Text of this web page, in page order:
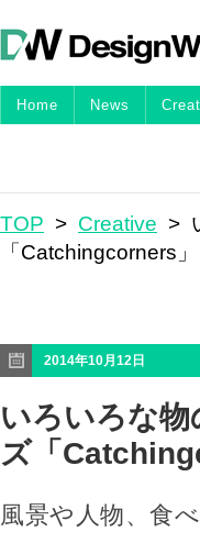
Home News
TOP > Creative >
「Catchingcorners」
2014年10月12日
いろいろな
ズ「
風景や人物、食